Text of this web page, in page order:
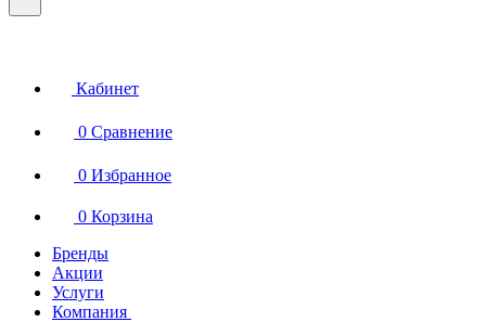
Кабинет
0 Сравнение
0 Избранное
0 Корзина
Бренды
Акции
Услуги
Компания